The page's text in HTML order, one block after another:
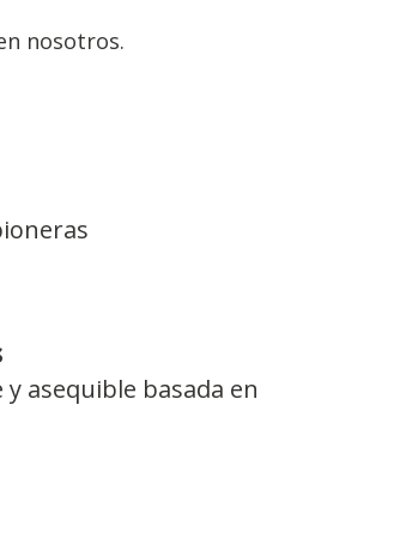
nosotros.
asequible basada en